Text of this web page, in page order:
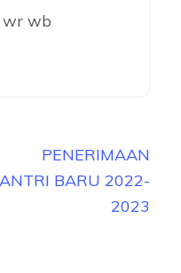
wr wb
PENERIMAAN
BARU 2022-
2023